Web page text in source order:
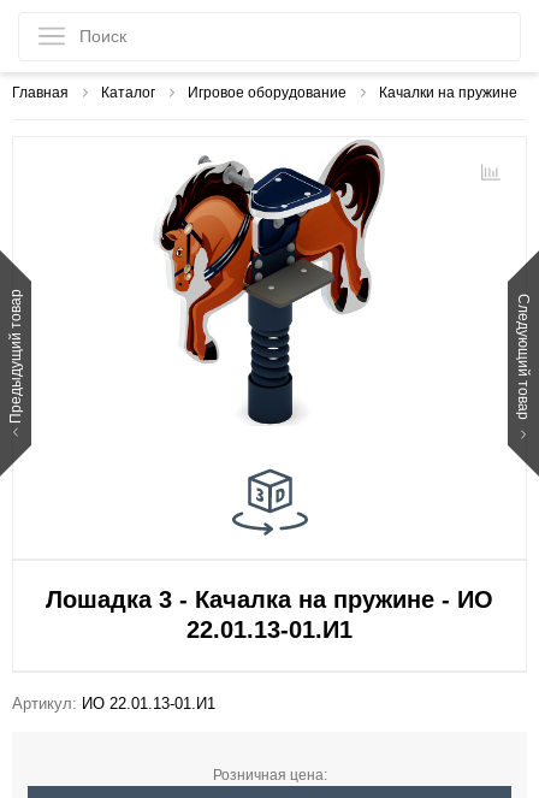
Главная Каталог Игровое оборудование Качалки на пружине
Предыдущий товар Следующий товар
Лошадка 3 - Качалка на пружине - ИО
22.01.13-01.И1
Артикул: ИО 22.01.13-01.И1
Розничная цена: